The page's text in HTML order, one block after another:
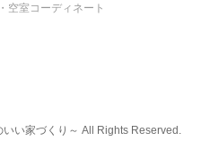
空室コーディネート
い家づくり～ All Rights Reserved.